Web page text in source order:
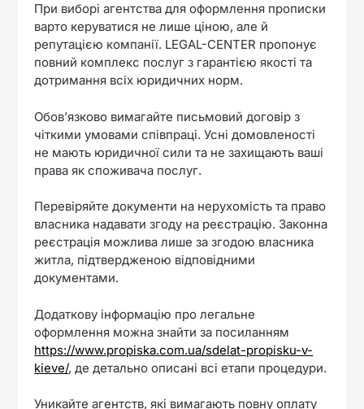
При виборі агентства для оформлення прописки
варто керуватися не лише ціною, але й
репутацією компанії. LEGAL-CENTER пропонує
повний комплекс послуг з гарантією якості та
дотримання всіх юридичних норм.
Обов’язково вимагайте письмовий договір з
чіткими умовами співпраці. Усні домовленості
не мають юридичної сили та не захищають ваші
права як споживача послуг.
Перевіряйте документи на нерухомість та право
власника надавати згоду на реєстрацію. Законна
реєстрація можлива лише за згодою власника
житла, підтвердженою відповідними
документами.
Додаткову інформацію про легальне
оформлення можна знайти за посиланням
https://www.propiska.com.ua/sdelat-propisku-v-
kieve/, де детально описані всі етапи процедури.
Уникайте агентств, які вимагають повну оплату